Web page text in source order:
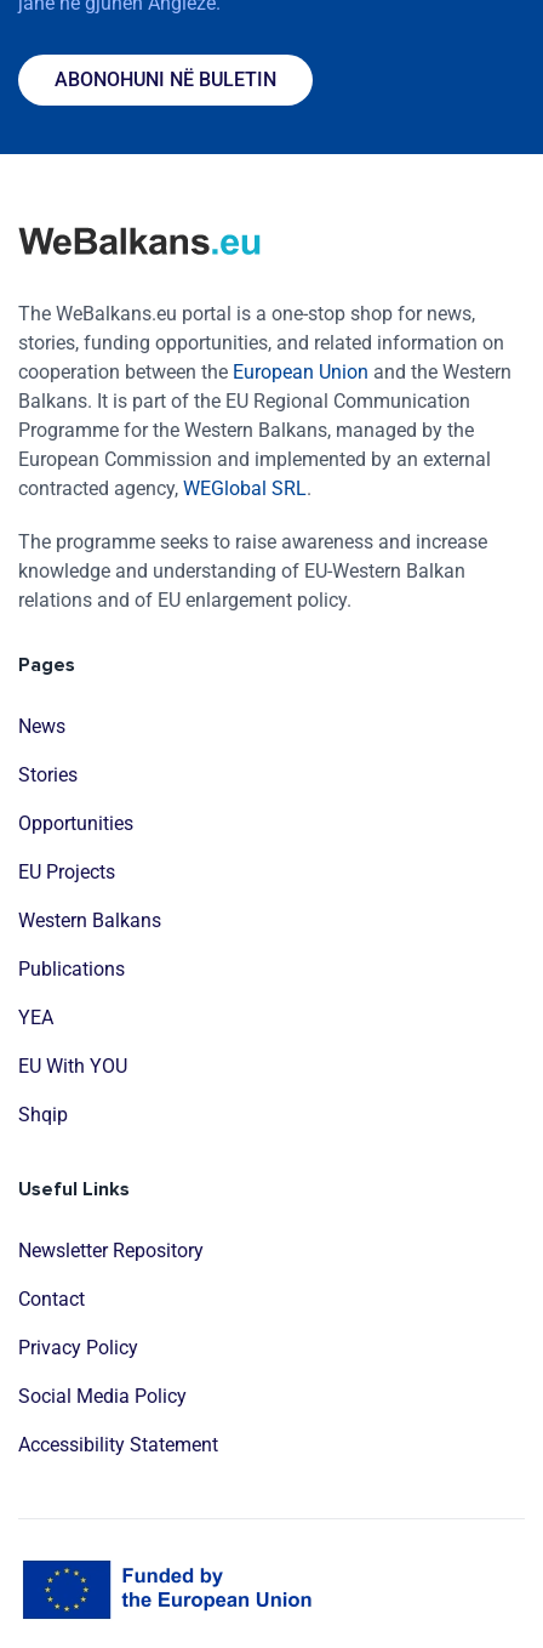
ABONOHUNI NË BULETIN
The WeBalkans.eu portal is a one-stop shop for news,
stories, funding opportunities, and related information on
cooperation between the European Union and the Western
Balkans. It is part of the EU Regional Communication
Programme for the Western Balkans, managed by the
European Commission and implemented by an external
contracted agency, WEGlobal SRL.
The programme seeks to raise awareness and increase
knowledge and understanding of EU-Western Balkan
relations and of EU enlargement policy.
Pages
News
Stories
Opportunities
EU Projects
Western Balkans
Publications
YEA
EU With YOU
Shqip
Useful Links
Newsletter Repository
Contact
Privacy Policy
Social Media Policy
Accessibility Statement